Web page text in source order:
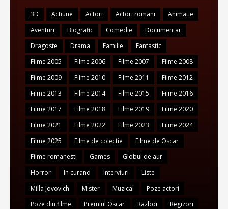
3D Actiune Actori Actori romani
Animatie
Aventuri
Biografic Comedie
Documentar
Dragoste
Drama Familie
Fantastic
Filme 2005
Filme 2006 Filme 2007
Filme 2008
Filme 2009
Filme 2010 Filme 2011
Filme 2012
Filme 2013
Filme 2014 Filme 2015
Filme 2016
Filme 2017
Filme 2018 Filme 2019
Filme 2020
Filme 2021
Filme 2022 Filme 2023
Filme 2024
Filme 2025
Filme de colectie
Filme de Oscar
Filme romanesti
Games
Globul de aur
Horror
In curand Interviuri
Liste
Milla Jovovich
Mister Muzical
Poze actori
Poze din filme
Premiul Oscar Razboi
Regizori